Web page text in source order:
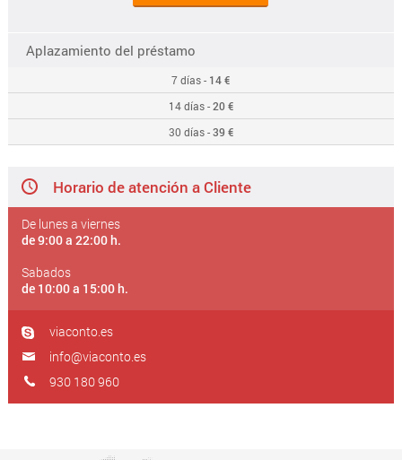
Aplazamiento del préstamo
7 días - 14 €
14 días -20 €
30 días -39 €
Horario de atención a Cliente
De lunes a viernes
de 9:00 a 22:00 h.
Sabados
de 10:00 a 15:00 h.
viaconto.es
info@viaconto.es
930 180 960